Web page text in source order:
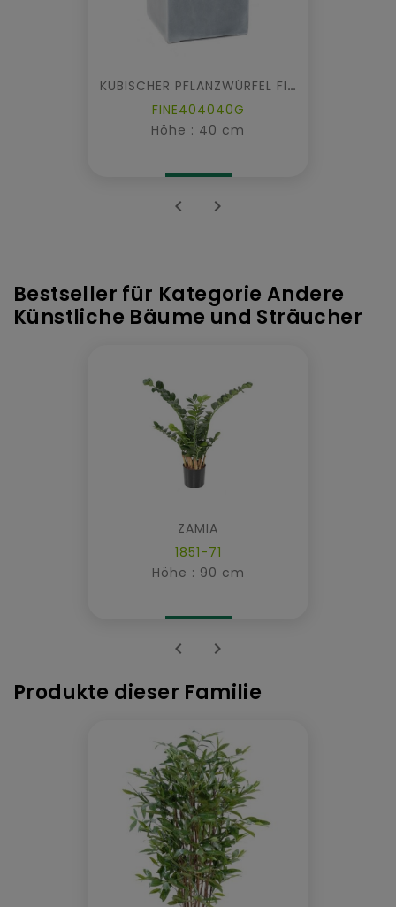
KUBISCHER PFLANZWÜRFEL FIBER
FINE404040G
Höhe : 40 cm
 
Bestseller für Kategorie Andere
Künstliche Bäume und Sträucher
ZAMIA
1851-71
Höhe : 90 cm
 
Produkte dieser Familie